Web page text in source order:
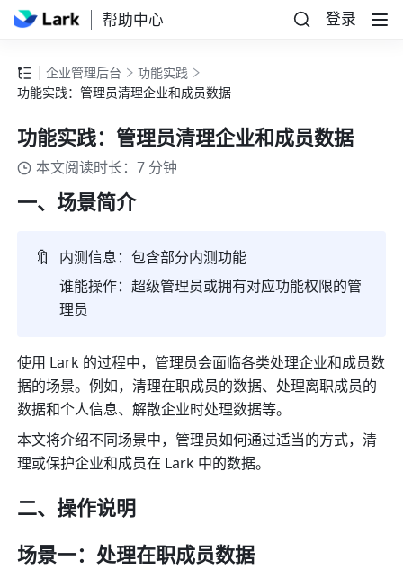
帮助中心 登录
企业管理后台
功能实践
功能实践：管理员清理企业和成员数据
功能实践：管理员清理企业和成员数据
本文阅读时长：7 分钟
一、场景简介
🔖
内测信息：包含部分内测功能
谁能操作：超级管理员或拥有对应功能权限的管
理员
使用 Lark 的过程中， 管理员会面临各类处理企业和成员数
据的场景。例如，清理在职成员的数据、处理离职成员的
数据和个人信息、解散企业时处理数据等。
本文将介绍不同场景中，管理员如何通过适当的方式，清
理或保护企业和成员在 Lark 中的数据。
二、操作说明
场景一：处理在职成员数据